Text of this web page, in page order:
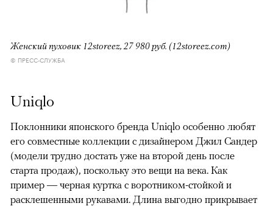
Женский пуховик 12storeez, 27 980 руб. (12storeez.com)
© ПРЕСС-СЛУЖБА
Uniqlo
Поклонники японского бренда Uniqlo особенно любят
его совместные коллекции с дизайнером Джил Сандер
(модели трудно достать уже на второй день после
старта продаж), поскольку это вещи на века. Как
пример — черная куртка с воротником-стойкой и
расклешенными рукавами. Длина выгодно прикрывает